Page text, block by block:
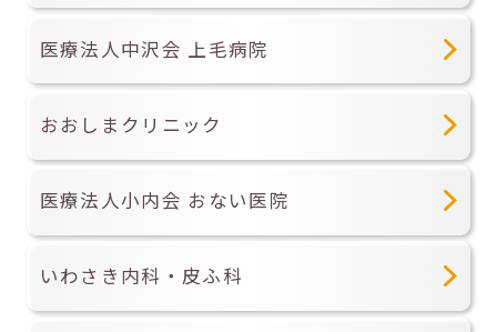
医療法人中沢会 上毛病院
おおしまクリニック
医療法人小内会 おない医院
いわさき内科・皮ふ科